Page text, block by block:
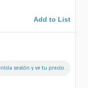
Add to List
Inicia sesión y ve tu precio.